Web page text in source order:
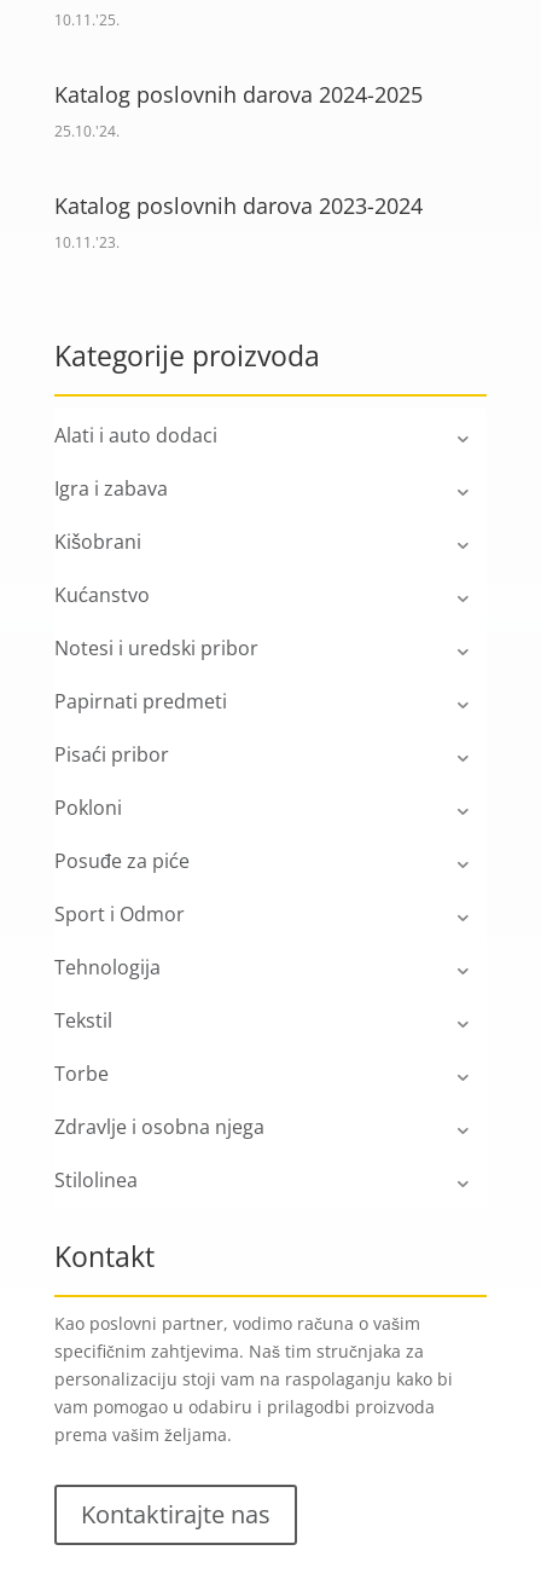
10.11.'25.
Katalog poslovnih darova 2024-2025
25.10.'24.
Katalog poslovnih darova 2023-2024
10.11.'23.
Kategorije proizvoda
Alati i auto dodaci
Igra i zabava
Kišobrani
Kućanstvo
Notesi i uredski pribor
Papirnati predmeti
Pisaći pribor
Pokloni
Posuđe za piće
Sport i Odmor
Tehnologija
Tekstil
Torbe
Zdravlje i osobna njega
Stilolinea
Kontakt
Kao poslovni partner, vodimo računa o vašim
specifičnim zahtjevima. Naš tim stručnjaka za
personalizaciju stoji vam na raspolaganju kako bi
vam pomogao u odabiru i prilagodbi proizvoda
prema vašim željama.
Kontaktirajte nas